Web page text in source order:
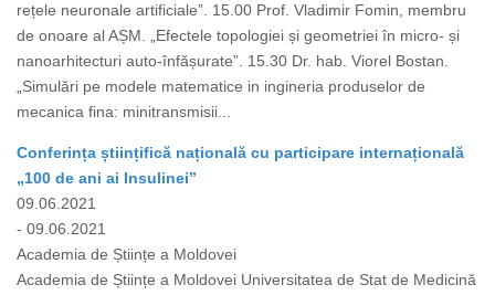
rețele neuronale artificiale”. 15.00 Prof. Vladimir Fomin, membru
de onoare al AȘM. „Efectele topologiei și geometriei în micro- și
nanoarhitecturi auto-înfășurate”. 15.30 Dr. hab. Viorel Bostan.
„Simulări pe modele matematice in ingineria produselor de
mecanica fina: minitransmisii...
Conferința științifică națională cu participare internațională
„100 de ani ai Insulinei”
09.06.2021
- 09.06.2021
Academia de Științe a Moldovei
Academia de Științe a Moldovei Universitatea de Stat de Medicină